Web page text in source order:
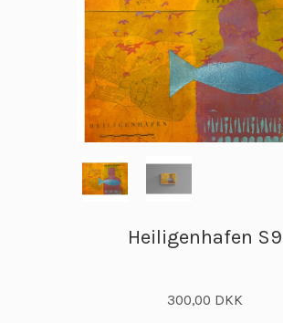
Heiligenhafen S9
300,00 DKK